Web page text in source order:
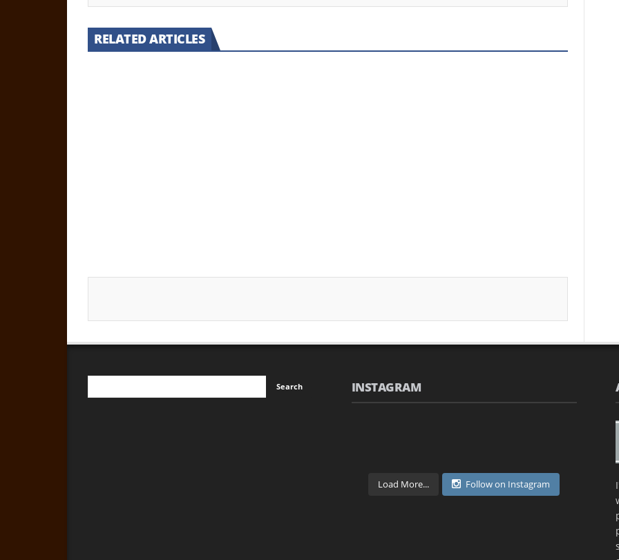
RELATED ARTICLES
INSTAGRAM
Load More... Follow on Instagram